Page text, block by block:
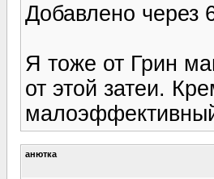
Добавлено через
Я тоже от Грин
от этой затеи.
анютка